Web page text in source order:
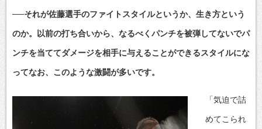
──それが佐藤選手のファイトスタイルというか、生き方という
のか。以前の打ち合いから、なるべくパンチを被弾してないでパ
ンチを当ててダメージを相手に与えることができるスタイルにな
ってなお、このような激闘が多いです。
「気迫で詰
めてこられ